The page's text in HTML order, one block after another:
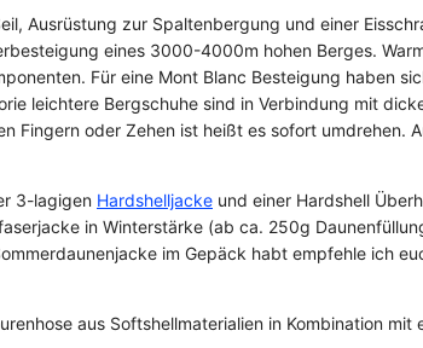
Ausrüstung zur Spaltenbergung und einer
eines 3000-4000m hohen Berges.
Für eine Mont Blanc Besteigung haben
leichtere Bergschuhe sind in Verbindung mit
Fingern oder Zehen ist heißt es sofort umdrehen.
3-lagigen Hardshelljacke und einer Hardshell
in Winterstärke (ab ca. 250g
im Gepäck habt empfehle ich
aus Softshellmaterialien in Kombination mit